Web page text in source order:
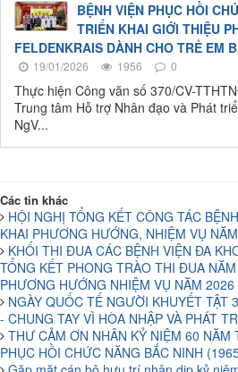
BỆNH VIỆN PHỤC HỒI
TRIỂN KHAI GIỚI THIỆU
FELDENKRAIS DÀNH CHO TRẺ EM
19/01/2026 1956 0
Thực hiện Công văn số 370/CV-
Trung tâm Hỗ trợ Nhân đạo và Phát
NgV...
Các tin khác
HỘI NGHỊ TỔNG KẾT CÔNG TÁC
KHAI PHƯƠNG HƯỚNG, NHIỆM VỤ
KHỐI THI ĐUA CÁC BỆNH VIỆN ĐA
TỔNG KẾT PHONG TRÀO THI ĐUA
PHƯƠNG HƯỚNG NHIỆM VỤ NĂM 2026
NGÀY QUỐC TẾ NGƯỜI KHUYẾT TẬT
- CHUNG TAY VÌ HÒA NHẬP VÀ PHÁT
THƯ CẢM ƠN NHÂN KỶ NIỆM 60 NĂM
PHỤC HỒI CHỨC NĂNG BẮC NINH